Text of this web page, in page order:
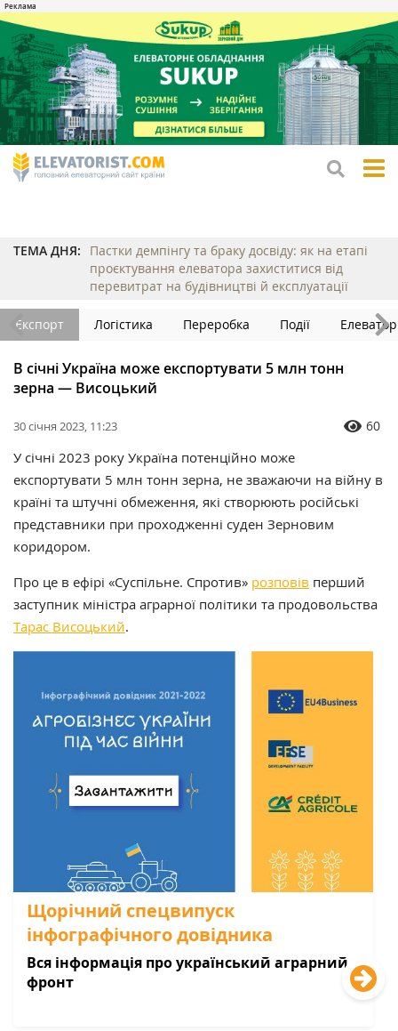
ТЕМА ДНЯ:
Пастки демпінгу та браку досвіду: як на етапі
проєктування елеватора захиститися від
перевитрат на будівництві й експлуатації
Експорт Логістика Переробка Події
В січні Україна може експортувати 5 млн тонн
зерна — Висоцький
30 січня 2023, 11:23 60
У січні 2023 року Україна потенційно може
експортувати 5 млн тонн зерна, не зважаючи на війну в
країні та штучні обмеження, які створюють російські
представники при проходженні суден Зерновим
коридором.
Про це в ефірі «Суспільне. Спротив» розповів перший
заступник міністра аграрної політики та продовольства
Тарас Висоцький.
Щорічний спецвипуск
інфографічного довідника
Вся інформація про український аграрний
фронт